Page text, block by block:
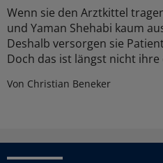
Wenn sie den Arztkittel
und Yaman Shehabi kaum
Deshalb versorgen sie
Doch das ist längst nicht
Von Christian Beneker